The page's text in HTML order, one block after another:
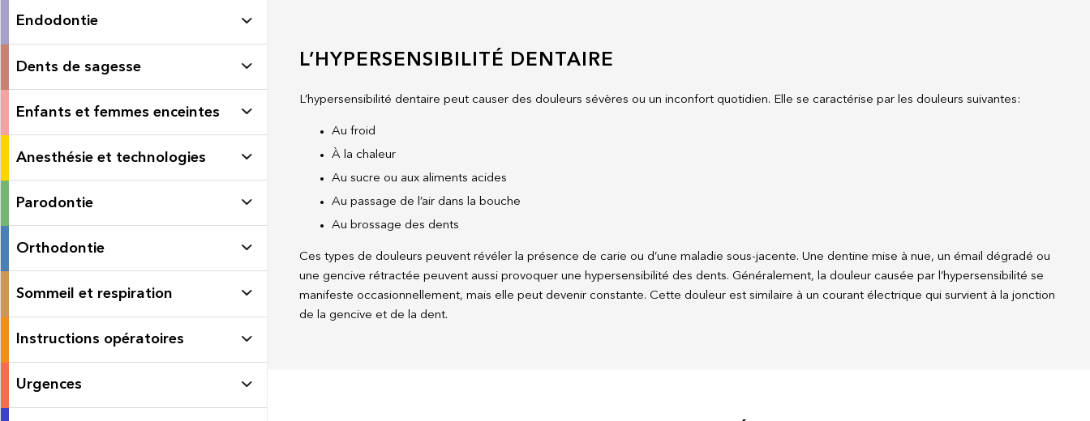
Endodontie
Dents de sagesse
Enfants et femmes enceintes
Anesthésie et technologies
Parodontie
Orthodontie
Sommeil et respiration
Instructions opératoires
Urgences
L’HYPERSENSIBILITÉ DENTAIRE
L’hypersensibilité dentaire peut causer des douleurs sévères ou un inconfort quotidien. Elle se caractérise par les douleurs suivantes:
Au froid
À la chaleur
Au sucre ou aux aliments acides
Au passage de l’air dans la bouche
Au brossage des dents
Ces types de douleurs peuvent révéler la présence de carie ou d’une maladie sous-jacente. Une dentine mise à nue, un émail dégradé ou
une gencive rétractée peuvent aussi provoquer une hypersensibilité des dents. Généralement, la douleur causée par l’hypersensibilité se
manifeste occasionnellement, mais elle peut devenir constante. Cette douleur est similaire à un courant électrique qui survient à la jonction
de la gencive et de la dent.